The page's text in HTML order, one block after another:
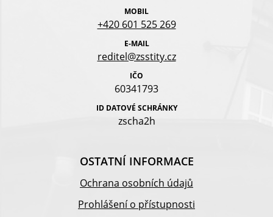
MOBIL
+420 601 525 269
E-MAIL
reditel@zsstity.cz
IČO
60341793
ID DATOVÉ SCHRÁNKY
zscha2h
OSTATNÍ INFORMACE
Ochrana osobních údajů
Prohlášení o přístupnosti